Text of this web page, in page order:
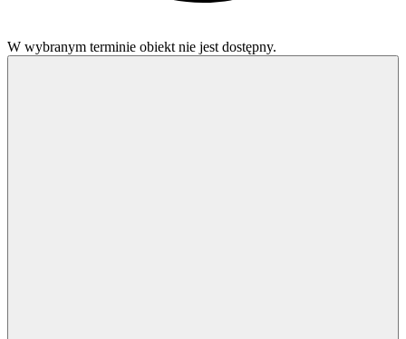
W wybranym terminie obiekt nie jest dostępny.